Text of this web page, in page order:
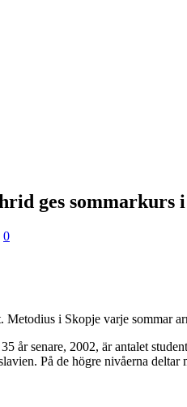
ges sommarkurs
0
i Skopje varje sommar
år sena­re, 2002, är an­ta­let
På de hög­re nivåerna deltar